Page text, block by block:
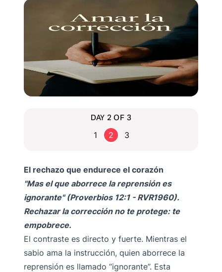
DAY 2 OF 3
1 2 3
El rechazo que endurece el corazón
"Mas el que aborrece la reprensión es
ignorante" (Proverbios 12:1 - RVR1960).
Rechazar la corrección no te protege: te
empobrece.
El contraste es directo y fuerte. Mientras el
sabio ama la instrucción, quien aborrece la
reprensión es llamado “ignorante”. Esta